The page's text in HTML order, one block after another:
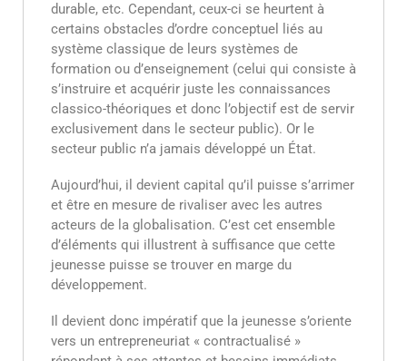
durable, etc. Cependant, ceux-ci se heurtent à
certains obstacles d’ordre conceptuel liés au
système classique de leurs systèmes de
formation ou d’enseignement (celui qui consiste à
s’instruire et acquérir juste les connaissances
classico-théoriques et donc l’objectif est de servir
exclusivement dans le secteur public). Or le
secteur public n’a jamais développé un État.
Aujourd’hui, il devient capital qu’il puisse s’arrimer
et être en mesure de rivaliser avec les autres
acteurs de la globalisation. C’est cet ensemble
d’éléments qui illustrent à suffisance que cette
jeunesse puisse se trouver en marge du
développement.
Il devient donc impératif que la jeunesse s’oriente
vers un entrepreneuriat « contractualisé »